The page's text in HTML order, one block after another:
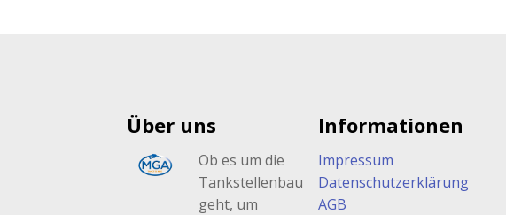
Über uns
Ob es um die
Tankstellenbau
geht, um
Informationen
Impressum
Datenschutzerklärung
AGB